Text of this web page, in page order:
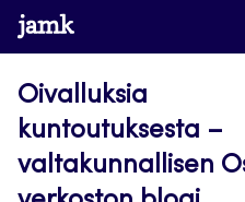
Siirry
suoraan
www.jamk.fi
Oivalluksia
kuntoutuksesta –
valtakunnallisen